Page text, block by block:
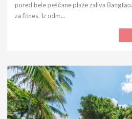
pored bele peščane plaže zaliva
za fitnes. Iz odm...